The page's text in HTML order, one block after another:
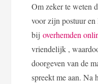
Om zeker te weten
voor zijn postuur
bijoverhemden
vriendelijk ,
doorgeven van de
spreekt me aan. Na